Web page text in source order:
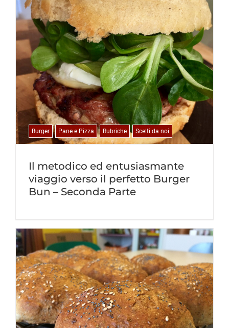
Il metodico ed entusiasmante
viaggio verso il perfetto Burger
Bun – Seconda Parte
Burger Pane e Pizza Rubriche Scelti da noi